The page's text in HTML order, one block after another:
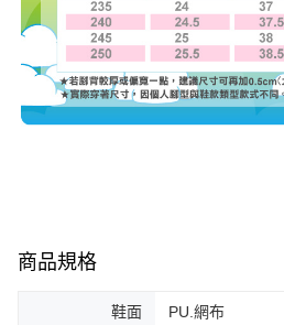
商品規格
鞋面 PU.網布